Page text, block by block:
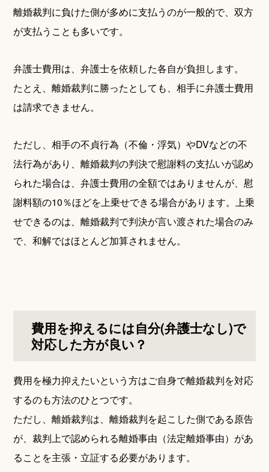
離婚裁判に負けた側が多めに支払うのが一般的で、双方
が支払うことも多いです。
弁護士費用は、弁護士を依頼した各自が負担します。
たとえ、離婚裁判に勝ったとしても、相手に弁護士費用
は請求できません。
ただし、相手の不貞行為（不倫・浮気）やDVなどの不
法行為があり、離婚裁判の判決で慰謝料の支払いが認め
られた場合は、弁護士費用の全額ではありませんが、慰
謝料額の10％ほどを上乗せできる場合があります。上乗
せできるのは、離婚裁判で判決が言い渡された場合のみ
で、和解ではほとんど加算されません。
費用を抑えるには自分(弁護士なし)で
対応した方が良い？
費用を極力抑えたいという方はご自身で離婚裁判を対応
するのも方法のひとつです。
ただし、離婚裁判は、離婚裁判を起こした側である原告
が、裁判上で認められる離婚事由（法定離婚事由）があ
ることを主張・立証する必要があります。